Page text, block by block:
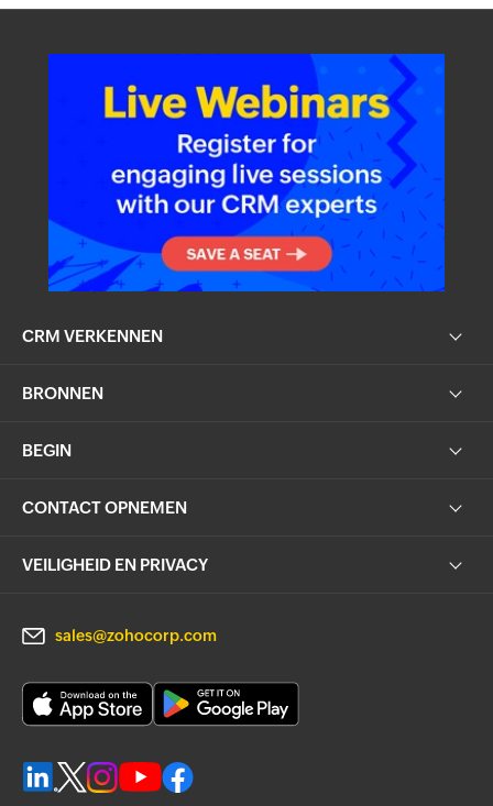
CRM VERKENNEN
BRONNEN
BEGIN
CONTACT OPNEMEN
VEILIGHEID EN PRIVACY
sales@zohocorp.com